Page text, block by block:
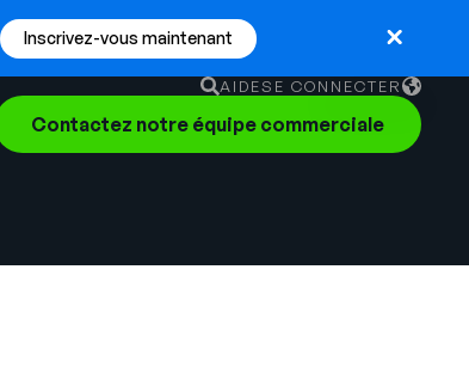
Inscrivez-vous maintenant
AIDESE CONNECTER
English
German
Contactez notre équipe commerciale